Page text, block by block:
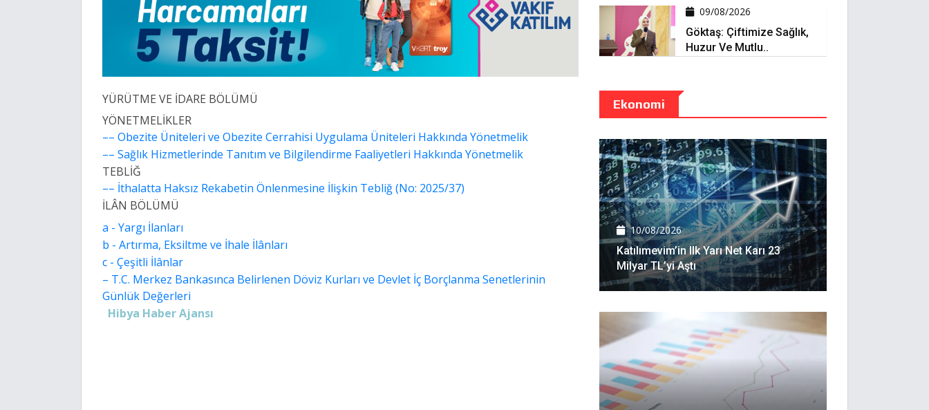
YÜRÜTME VE İDARE BÖLÜMÜ
YÖNETMELİKLER
–– Obezite Üniteleri ve Obezite Cerrahisi Uygulama Üniteleri Hakkında Yönetmelik
–– Sağlık Hizmetlerinde Tanıtım ve Bilgilendirme Faaliyetleri Hakkında Yönetmelik
TEBLİĞ
–– İthalatta Haksız Rekabetin Önlenmesine İlişkin Tebliğ (No: 2025/37)
İLÂN BÖLÜMÜ
a - Yargı İlanları
b - Artırma, Eksiltme ve İhale İlânları
c - Çeşitli İlânlar
– T.C. Merkez Bankasınca Belirlenen Döviz Kurları ve Devlet İç Borçlanma Senetlerinin
Günlük Değerleri
Hibya Haber Ajansı
09/08/2026
Göktaş: Çiftimize Sağlık,
Huzur Ve Mutlu..
Ekonomi
10/08/2026
Katılımevim’in Ilk Yarı Net Karı 23
Milyar TL’yi Aştı